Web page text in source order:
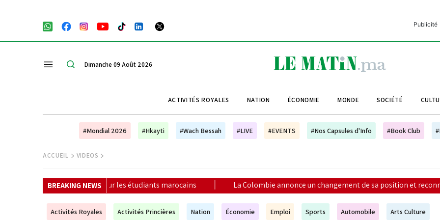
Publicité
Dimanche 09 Août 2026
ACTIVITÉS ROYALES NATION ÉCONOMIE MONDE SOCIÉTÉ
#Mondial 2026 #Hkayti #Wach Bessah #LIVE #EVENTS #Nos Capsules d'Info #Book Club
ACCUEIL VIDEOS
BREAKING NEWS
pour les étudiants marocains | La Colombie annonce un changement de sa position et reconnaît la souveraineté du
Activités Royales Activités Princières Nation Économie Emploi Sports Automobile Arts Culture